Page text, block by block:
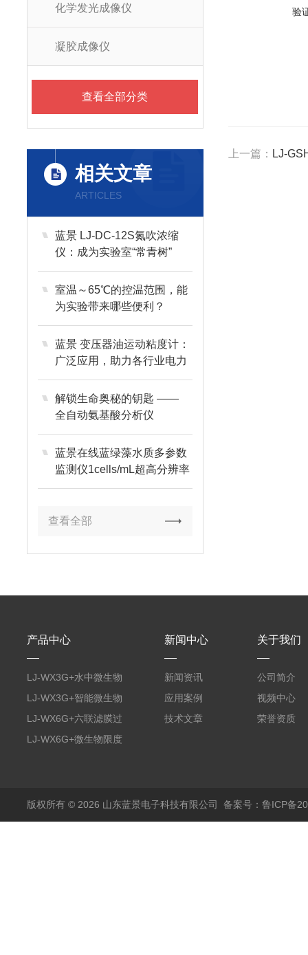
化学发光成像仪
凝胶成像仪
查看全部分类
相关文章
ARTICLES
蓝景 LJ-DC-12S氮吹浓缩
仪：成为实验室“常青树”
室温～65℃的控温范围，能
为实验带来哪些便利？
蓝景 变压器油运动粘度计：
广泛应用，助力各行业电力
稳定
解锁生命奥秘的钥匙 ——
全自动氨基酸分析仪
蓝景在线蓝绿藻水质多参数
监测仪1cells/mL超高分辨率
+超大量程，全域微量精准
查看全部
验
上一篇： LJ-
产品中心
LJ-WX3G+水中微生物
膜过滤装置
LJ-WX3G+智能微生物
限度仪
LJ-WX6G+六联滤膜过
滤器
LJ-WX6G+微生物限度
新闻中心
新闻资讯
应用案例
技术文章
关于我们
公司简介
视频中心
荣誉资质
版权所有 © 2026 山东蓝景电子科技有限公司 备案号：鲁ICP备